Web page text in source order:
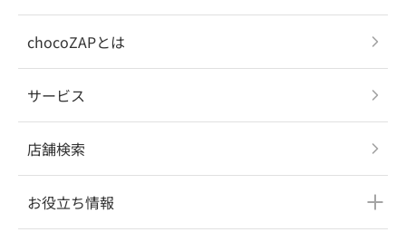
chocoZAPとは
サービス
店舗検索
お役立ち情報